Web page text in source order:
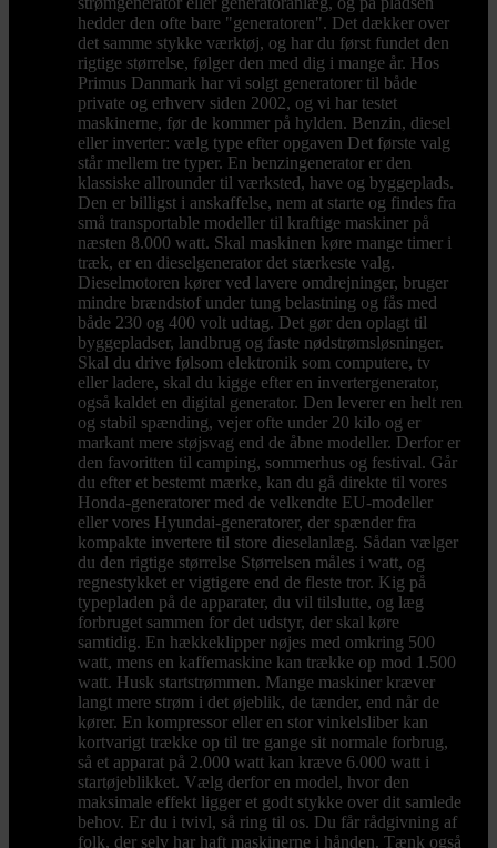
hedder den ofte bare "generatoren". Det dækker over
det samme stykke værktøj, og har du først fundet den
rigtige størrelse, følger den med dig i mange år. Hos
Primus Danmark har vi solgt generatorer til både
private og erhverv siden 2002, og vi har testet
maskinerne, før de kommer på hylden. Benzin, diesel
eller inverter: vælg type efter opgaven Det første valg
står mellem tre typer. En benzingenerator er den
klassiske allrounder til værksted, have og byggeplads.
Den er billigst i anskaffelse, nem at starte og findes fra
små transportable modeller til kraftige maskiner på
næsten 8.000 watt. Skal maskinen køre mange timer i
træk, er en dieselgenerator det stærkeste valg.
Dieselmotoren kører ved lavere omdrejninger, bruger
mindre brændstof under tung belastning og fås med
både 230 og 400 volt udtag. Det gør den oplagt til
byggepladser, landbrug og faste nødstrømsløsninger.
Skal du drive følsom elektronik som computere, tv
eller ladere, skal du kigge efter en invertergenerator,
også kaldet en digital generator. Den leverer en helt ren
og stabil spænding, vejer ofte under 20 kilo og er
markant mere støjsvag end de åbne modeller. Derfor er
den favoritten til camping, sommerhus og festival. Går
du efter et bestemt mærke, kan du gå direkte til vores
Honda-generatorer med de velkendte EU-modeller
eller vores Hyundai-generatorer, der spænder fra
kompakte invertere til store dieselanlæg. Sådan vælger
du den rigtige størrelse Størrelsen måles i watt, og
regnestykket er vigtigere end de fleste tror. Kig på
typepladen på de apparater, du vil tilslutte, og læg
forbruget sammen for det udstyr, der skal køre
samtidig. En hækkeklipper nøjes med omkring 500
watt, mens en kaffemaskine kan trække op mod 1.500
watt. Husk startstrømmen. Mange maskiner kræver
langt mere strøm i det øjeblik, de tænder, end når de
kører. En kompressor eller en stor vinkelsliber kan
kortvarigt trække op til tre gange sit normale forbrug,
så et apparat på 2.000 watt kan kræve 6.000 watt i
startøjeblikket. Vælg derfor en model, hvor den
maksimale effekt ligger et godt stykke over dit samlede
behov. Er du i tvivl, så ring til os. Du får rådgivning af
folk, der selv har haft maskinerne i hånden. Tænk også